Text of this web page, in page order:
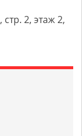
2, этаж 2,